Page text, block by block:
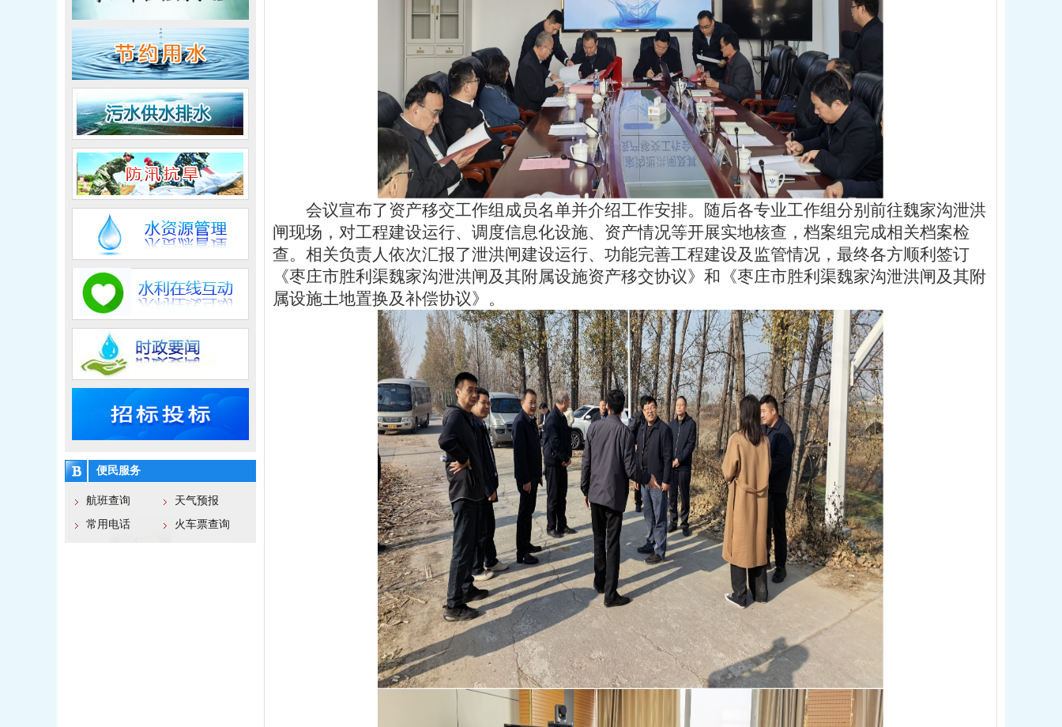
便民服务
航班查询
天气预报
常用电话
火车票查询
会议宣布了资产移交工作组成员名单并介绍工作安排。随后各专业工作组分别前往魏家沟泄洪
闸现场，对工程建设运行、调度信息化设施、资产情况等开展实地核查，档案组完成相关档案检
查。相关负责人依次汇报了泄洪闸建设运行、功能完善工程建设及监管情况，最终各方顺利签订
《枣庄市胜利渠魏家沟泄洪闸及其附属设施资产移交协议》和《枣庄市胜利渠魏家沟泄洪闸及其附
属设施土地置换及补偿协议》。